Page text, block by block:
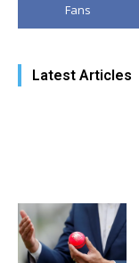
Fans
Latest Articles